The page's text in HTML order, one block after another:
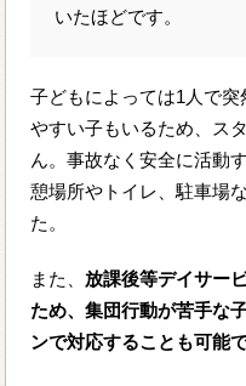
いたほどです。
子どもによっては1人で
やすい子もいるため、ス
ん。事故なく安全に活動
憩場所やトイレ、駐車場
た。
また、放課後等デイサー
ため、集団行動が苦手な
ンで対応することも可能で